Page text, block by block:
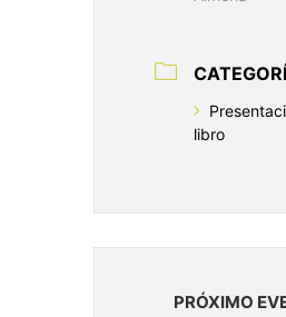
libro
PRÓXIMO